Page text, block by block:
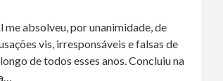
me absolveu, por unanimidade, de
vis, irresponsáveis e falsas de
de todos esses anos. Concluiu na